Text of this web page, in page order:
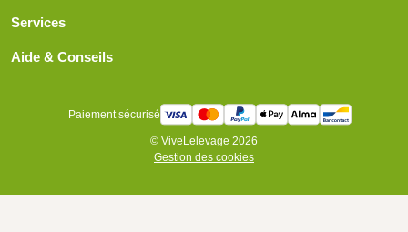
Services
Aide & Conseils
Paiement sécurisé
© ViveLelevage 2026
Gestion des cookies